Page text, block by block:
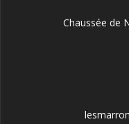
Chaussée de